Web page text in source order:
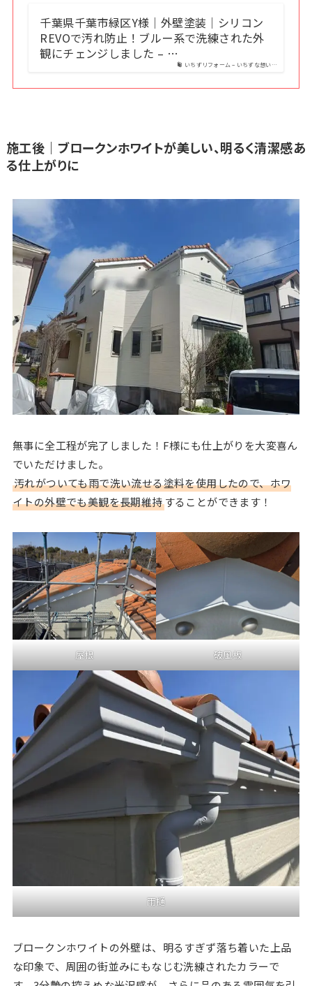
いちずリフォーム – いちずな想い…
千葉県千葉市緑区Y様｜外壁塗装｜シリコン
REVOで汚れ防止！ブルー系で洗練された外
観にチェンジしました – …
施工後｜ブロークンホワイトが美しい、明るく清潔感あ
る仕上がりに
無事に全工程が完了しました！F様にも仕上がりを大変喜ん
でいただけました。
汚れがついても雨で洗い流せる塗料を使用したので、ホワ
イトの外壁でも美観を長期維持することができます！
屋根 破風板
雨樋
ブロークンホワイトの外壁は、明るすぎず落ち着いた上品
な印象で、周囲の街並みにもなじむ洗練されたカラーで